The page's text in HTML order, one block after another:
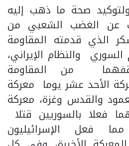
صحة ما ذهب إليه
عن الغضب الشعبي من
الذي قدمته المقاومة
والنظام الإيراني،
من المقاومة
الأحد عشر يوما معركة
والقدس وغزة، معركة
فعلا بالسوريين قتلا
فعل الإسرائيليون